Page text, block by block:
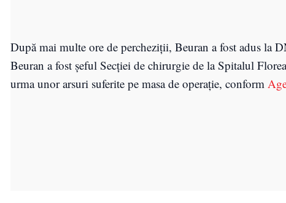
După mai multe ore de percheziţii, Beuran a fost adus la
Beuran a fost şeful Secţiei de chirurgie de la Spitalul
urma unor arsuri suferite pe masa de operaţie, conform